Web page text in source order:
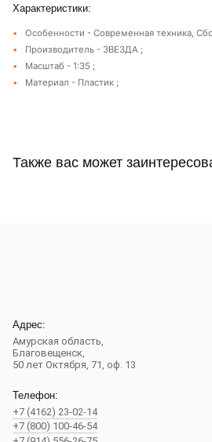
Характеристики:
Особенности - Современная техника,
Производитель - ЗВЕЗДА ;
Масштаб - 1:35 ;
Материал - Пластик ;
Также вас может
Адрес:
Амурская область,
Благовещенск,
50 лет Октября, 71, оф. 13
Телефон:
+7 (4162) 23-02-14
+7 (800) 100-46-54